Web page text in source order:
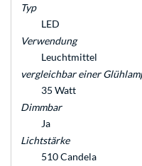
Typ
LED
Verwendung
Leuchtmittel
vergleichbar einer
35 Watt
Dimmbar
Ja
Lichtstärke
510 Candela